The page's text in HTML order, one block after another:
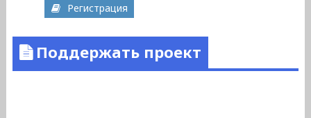
Регистрация
Поддержать проект